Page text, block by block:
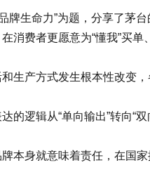
生命力”为题，分享了茅台
费者更愿意为“懂我”买单
生产方式发生根本性改变
逻辑从“单向输出”转向“双
本身就意味着责任，在国